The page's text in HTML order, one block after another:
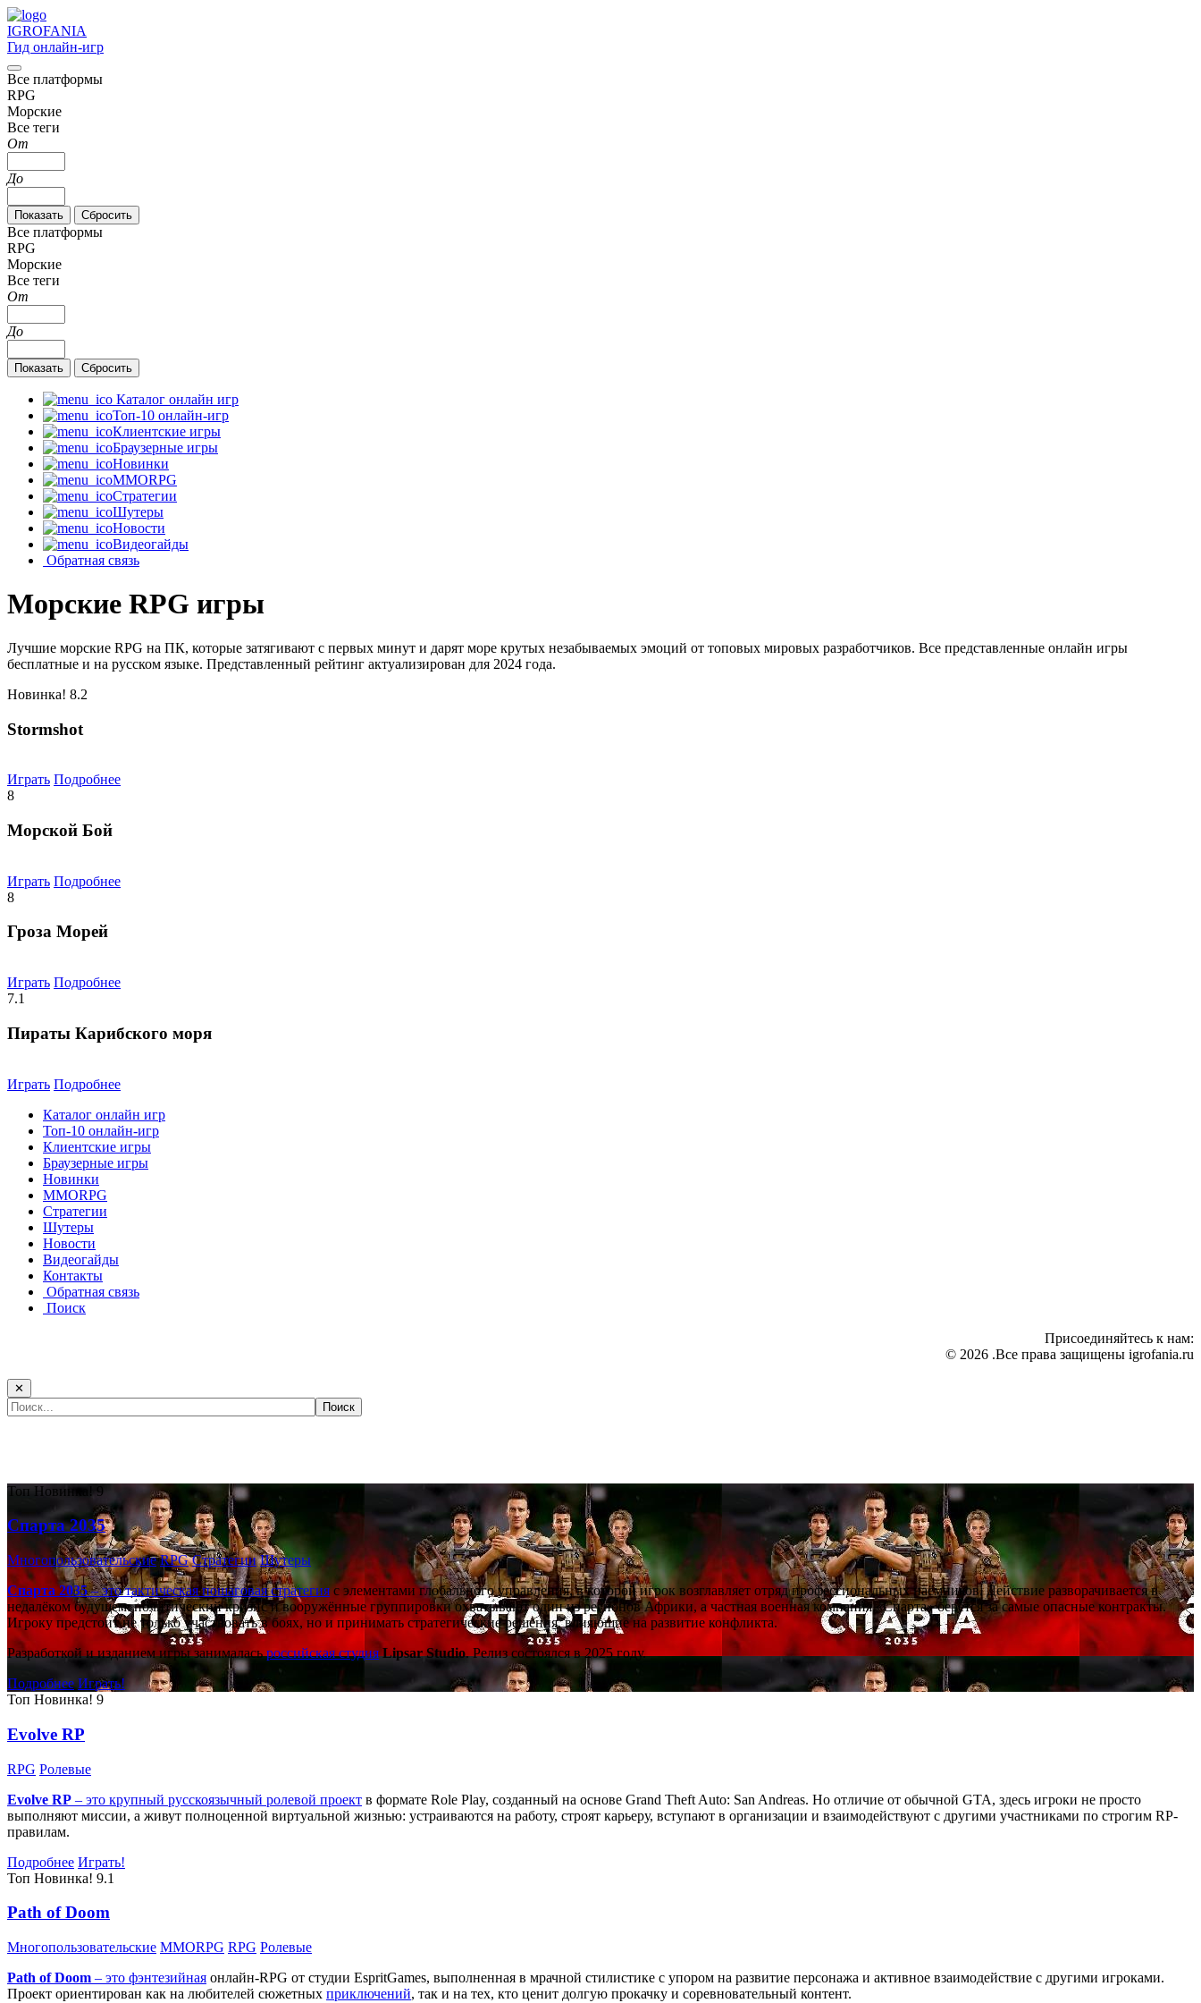
IGROFANIA
Гид онлайн-игр
Все платформы
RPG
Морские
Все теги
От
До
Все платформы
RPG
Морские
Все теги
От
До
Каталог онлайн игр
Топ-10 онлайн-игр
Клиентские игры
Браузерные игры
Новинки
MMORPG
Стратегии
Шутеры
Новости
Видеогайды
Обратная связь
Морские RPG игры
Лучшие морские RPG на ПК, которые затягивают с первых минут и дарят море крутых незабываемых эмоций от топовых мировых разработчиков. Все представленные онлайн игры
бесплатные и на русском языке. Представленный рейтинг актуализирован для 2024 года.
Новинка! 8.2
Stormshot
Играть Подробнее
8
Морской Бой
Играть Подробнее
8
Гроза Морей
Играть Подробнее
7.1
Пираты Карибского моря
Играть Подробнее
Каталог онлайн игр
Топ-10 онлайн-игр
Клиентские игры
Браузерные игры
Новинки
MMORPG
Стратегии
Шутеры
Новости
Видеогайды
Контакты
Обратная связь
Поиск
Присоединяйтесь к нам:
© 2026 .Все права защищены igrofania.ru
✕
Топ Новинка! 9
Спарта 2035
Многопользовательские RPG Стратегии Шутеры
Спарта 2035– это тактическаяпошаговая стратегияс элементами глобального управления, в которой игрок возглавляет отряд профессиональных наёмников. Действие разворачивается в
недалёком будущем: политический кризис и вооружённые группировки охватывают один из регионов Африки, а частная военная компания «Спарта» берётся за самые опасные контракты.
Игроку предстоит не только участвовать в боях, но и принимать стратегические решения, влияющие на развитие конфликта.
Разработкой и изданием игры занималасьроссийская студия Lipsar Studio. Релиз состоялся в 2025 году.
Подробнее Играть!
Топ Новинка! 9
Evolve RP
RPG Ролевые
Evolve RP – это крупный русскоязычный ролевой проект в формате Role Play, созданный на основе Grand Theft Auto: San Andreas. Но отличие от обычной GTA, здесь игроки не просто
выполняют миссии, а живут полноценной виртуальной жизнью: устраиваются на работу, строят карьеру, вступают в организации и взаимодействуют с другими участниками по строгим RP-
правилам.
Подробнее Играть!
Топ Новинка! 9.1
Path of Doom
Многопользовательские MMORPG RPG Ролевые
Path of Doom – это фэнтезийная онлайн-RPG от студии EspritGames, выполненная в мрачной стилистике с упором на развитие персонажа и активное взаимодействие с другими игроками.
Проект ориентирован как на любителей сюжетных приключений, так и на тех, кто ценит долгую прокачку и соревновательный контент.